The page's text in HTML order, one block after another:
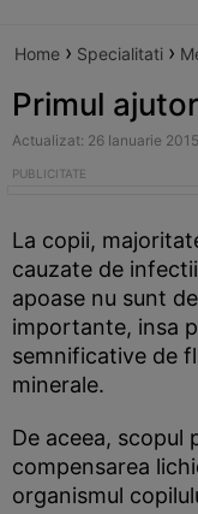
Home › Specialitati ›
Primul
Actualizat: 26 Ianuarie 2015
La copii,
cauzate de
apoase nu sunt
importante, insa
semnificative de
minerale.
De aceea, scopul
compensarea
organismul